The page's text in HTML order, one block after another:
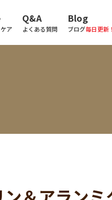
ア
Q&A
よくある質問
Blog
ブログ毎日更新！